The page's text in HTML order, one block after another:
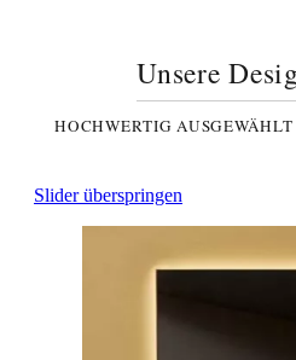
Unsere
HOCHWERTIG
Slider überspringen